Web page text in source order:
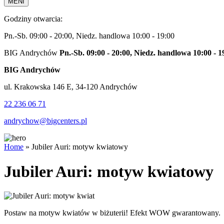
Godziny otwarcia:
Pn.-Sb. 09:00 - 20:00, Niedz. handlowa 10:00 - 19:00
BIG Andrychów Pn.-Sb. 09:00 - 20:00, Niedz. handlowa 10:00 -
BIG Andrychów
ul. Krakowska 146 E, 34-120 Andrychów
22 236 06 71
andrychow@bigcenters.pl
Home » Jubiler Auri: motyw kwiatowy
Jubiler Auri: motyw kwiatowy
Postaw na motyw kwiatów w biżuterii! Efekt WOW gwarantowany.